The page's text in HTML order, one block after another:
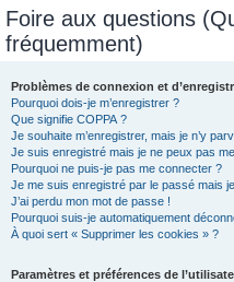
Foire aux questions
fréquemment)
Problèmes de connexion et
Pourquoi dois-je m’enregistrer ?
Que signifie COPPA ?
Je souhaite m’enregistrer, mais je n’y
Je suis enregistré mais je ne peux pas
Pourquoi ne puis-je pas me connecter ?
Je me suis enregistré par le passé mais
J’ai perdu mon mot de passe !
Pourquoi suis-je automatiquement
À quoi sert « Supprimer les cookies » ?
Paramètres et préférences de